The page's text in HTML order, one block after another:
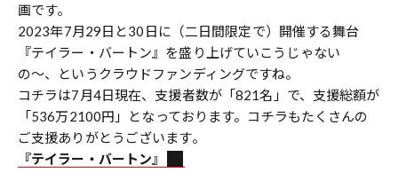
画です。
2023年7月29日と30日に（二日間限定で）開催する舞台
『テイラー・バートン』を盛り上げていこうじゃない
の〜、というクラウドファンディングですね。
コチラは7月4日現在、支援者数が「821名」で、支援総額が
「536万2100円」となっております。コチラもたくさんの
ご支援ありがとうございます。
『テイラー・バートン』